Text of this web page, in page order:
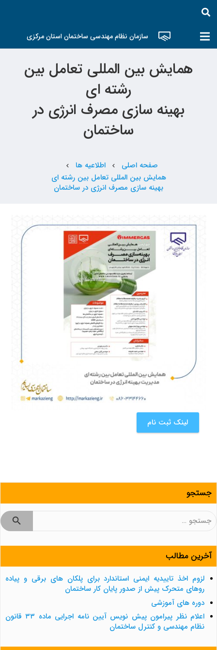
سازمان نظام مهندسی ساختمان استان مرکزی
همایش بین المللی تعامل بین
رشته ای
بهینه سازی مصرف انرژی در
ساختمان
صفحه اصلی chevron_left اطلاعیه ها chevron_left
همایش بین المللی تعامل بین رشته ای
بهینه سازی مصرف انرژی در ساختمان
لینک ثبت نام
جستجو
جستجو
آخرین مطالب
لزوم اخذ تاییدیه ایمنی استاندارد برای پلکان های برقی و پیاده
روهای متحرک پیش از صدور پایان کار ساختمان
دوره های آموزشی
اعلام نظر پیرامون پیش نویس آیین نامه اجرایی ماده ۳۳ قانون
نظام مهندسی و کنترل ساختمان